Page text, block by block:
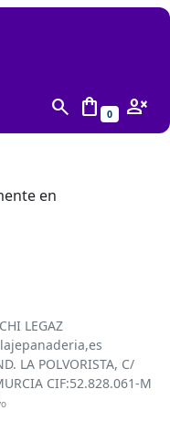
search shopping_bag 0 person_cancel
en
LEGAZ
LA POLVORISTA, C/
CIF:52.828.061-M